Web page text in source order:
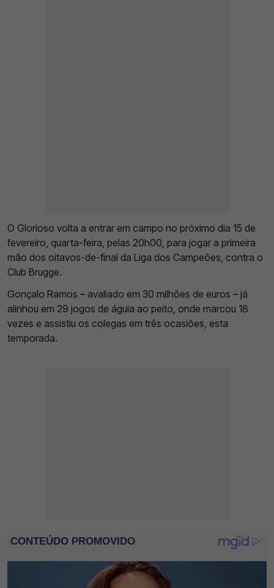
O Glorioso volta a entrar em campo no próximo dia 15 de
fevereiro, quarta-feira, pelas 20h00, para jogar a primeira
mão dos oitavos-de-final da Liga dos Campeões, contra o
Club Brugge.
Gonçalo Ramos – avaliado em 30 milhões de euros – já
alinhou em 29 jogos de águia ao peito, onde marcou 18
vezes e assistiu os colegas em três ocasiões, esta
temporada.